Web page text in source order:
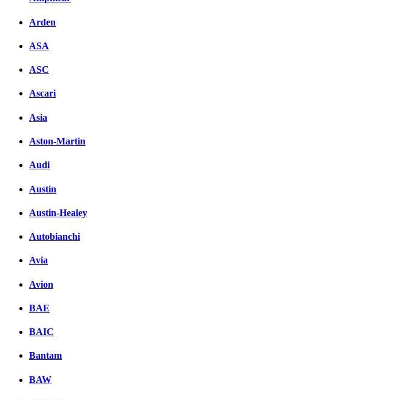
Arden
ASA
ASC
Ascari
Asia
Aston-Martin
Audi
Austin
Austin-Healey
Autobianchi
Avia
Avion
BAE
BAIC
Bantam
BAW